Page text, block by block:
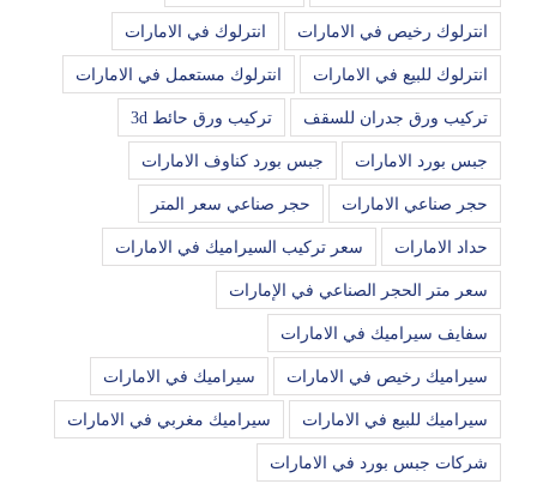
انترلوك رخيص في الامارات انترلوك في الامارات
انترلوك للبيع في الامارات انترلوك مستعمل في الامارات
تركيب ورق جدران للسقف تركيب ورق حائط 3d
جبس بورد الامارات جبس بورد كناوف الامارات
حجر صناعي الامارات حجر صناعي سعر المتر
حداد الامارات سعر تركيب السيراميك في الامارات
سعر متر الحجر الصناعي في الإمارات
سفايف سيراميك في الامارات
سيراميك رخيص في الامارات سيراميك في الامارات
سيراميك للبيع في الامارات سيراميك مغربي في الامارات
شركات جبس بورد في الامارات